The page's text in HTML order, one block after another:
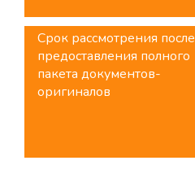
Срок рассмотрения после
предоставления полного
пакета документов-
оригиналов